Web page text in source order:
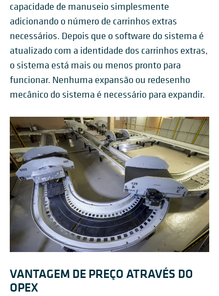
capacidade de manuseio simplesmente
adicionando o número de carrinhos extras
necessários. Depois que o software do sistema é
atualizado com a identidade dos carrinhos extras,
o sistema está mais ou menos pronto para
funcionar. Nenhuma expansão ou redesenho
mecânico do sistema é necessário para expandir.
VANTAGEM DE PREÇO ATRAVÉS DO
OPEX